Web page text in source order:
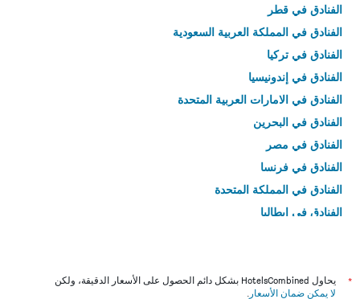
الفنادق في قطر
الفنادق في المملكة العربية السعودية
الفنادق في تركيا
الفنادق في إندونيسيا
الفنادق في الامارات العربية المتحدة
الفنادق في البحرين
الفنادق في مصر
الفنادق في فرنسا
الفنادق في المملكة المتحدة
الفنادق في إيطاليا
*
يحاول HotelsCombined بشكل دائم الحصول على الأسعار الدقيقة، ولكن
لا يمكن ضمان الأسعار .